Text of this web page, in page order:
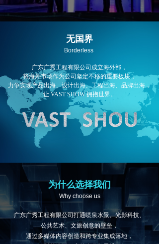
无国界
Borderless
广东广秀工程有限公司成立海外部，
将海外市场作为公司坚定不移的重要板块，
力争实现产品出海、设计出海、工程出海、 品牌出海，
让 VAST SHOW 拥抱世界。
为什么选择我们
Why choose us
广东广秀工程有限公司打通喷泉水景、光影科技、
公共艺术、文旅创意的壁垒，
通过多媒体内容创造和跨专业集成落地，